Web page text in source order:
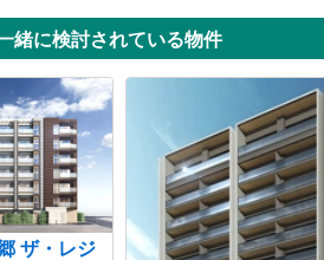
緒に検討されている物件
ザ・レジ